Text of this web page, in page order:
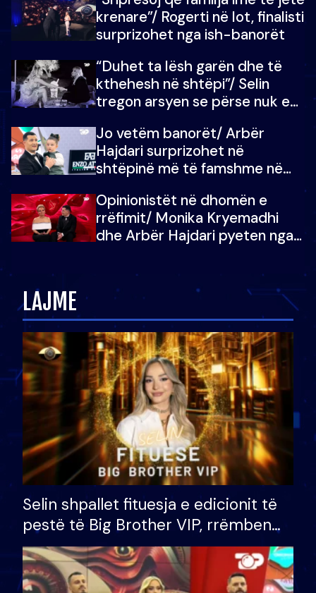
krenare”/ Rogerti në lot, finalisti
surprizohet nga ish-banorët
“Duhet ta lësh garën dhe të
kthehesh në shtëpi”/ Selin
tregon arsyen se përse nuk e
çoja luftën time deri në fund
Jo vetëm banorët/ Arbër
Hajdari surprizohet në
shtëpinë më të famshme në
vajzën e tij
Opinionistët në dhomën e
rrëfimit/ Monika Kryemadhi
dhe Arbër Hajdari pyeten nga
zëvendësonit njëri-tjetrin?
LAJME
Selin shpallet fituesja e edicionit të
pestë të Big Brother VIP, rrëmben
çmimin e madh prej 100 mijë eurosh